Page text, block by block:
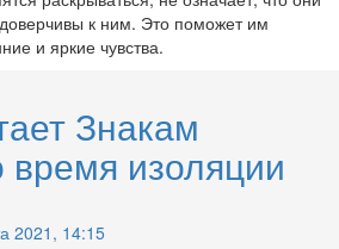
к ним. Это поможет им
и яркие чувства.
Знакам
время изоляции
2021, 14:15